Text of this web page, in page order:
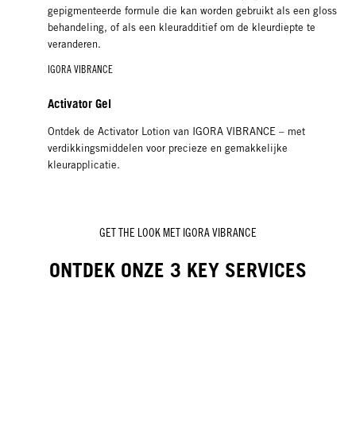
gepigmenteerde formule die kan worden gebruikt als een gloss
behandeling, of als een kleuradditief om de kleurdiepte te
veranderen.
IGORA VIBRANCE
Activator Gel
Ontdek de Activator Lotion van IGORA VIBRANCE – met
verdikkingsmiddelen voor precieze en gemakkelijke
kleurapplicatie.
GET THE LOOK MET IGORA VIBRANCE
ONTDEK ONZE 3 KEY SERVICES